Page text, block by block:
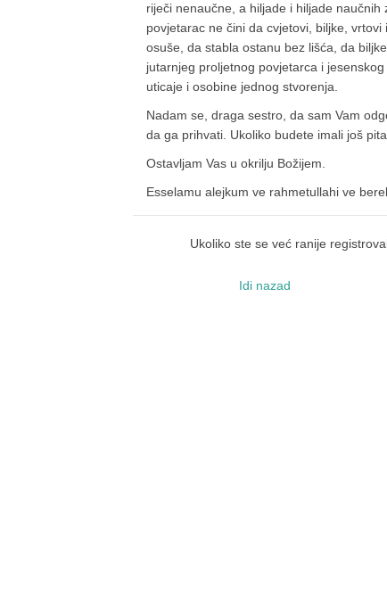
riječi nenaučne, a hiljade i hiljade
povjetarac ne čini da cvjetovi, biljke,
osuše, da stabla ostanu bez lišća, da
jutarnjeg proljetnog povjetarca i
uticaje i osobine jednog stvorenja.
Nadam se, draga sestro, da sam Vam
da ga prihvati. Ukoliko budete imali još
Ostavljam Vas u okrilju Božijem.
Esselamu alejkum ve rahmetullahi ve
Ukoliko ste se već ranije
Idi nazad